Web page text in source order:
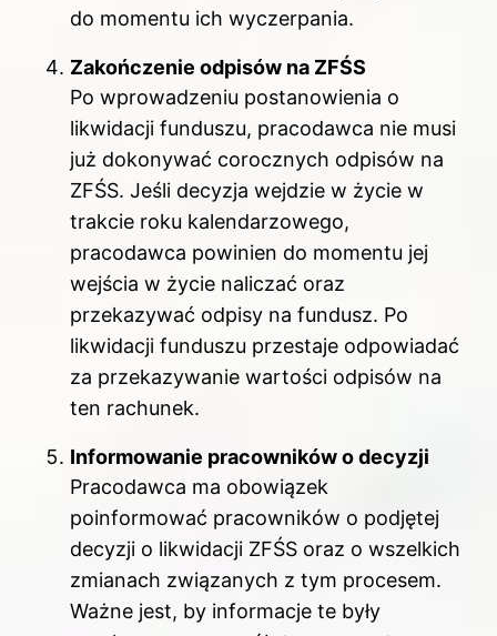
do momentu ich wyczerpania.
Zakończenie odpisów na ZFŚS
Po wprowadzeniu postanowienia o
likwidacji funduszu, pracodawca nie musi
już dokonywać corocznych odpisów na
ZFŚS. Jeśli decyzja wejdzie w życie w
trakcie roku kalendarzowego,
pracodawca powinien do momentu jej
wejścia w życie naliczać oraz
przekazywać odpisy na fundusz. Po
likwidacji funduszu przestaje odpowiadać
za przekazywanie wartości odpisów na
ten rachunek.
Informowanie pracowników o decyzji
Pracodawca ma obowiązek
poinformować pracowników o podjętej
decyzji o likwidacji ZFŚS oraz o wszelkich
zmianach związanych z tym procesem.
Ważne jest, by informacje te były